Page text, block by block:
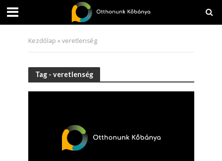
Kezdőlap »veretlenség
Tag - veretlenség